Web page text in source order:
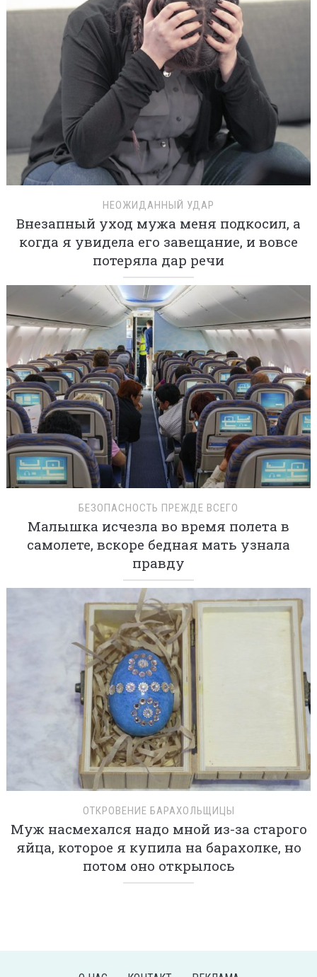
НЕОЖИДАННЫЙ УДАР
Внезапный уход мужа меня подкосил, а
когда я увидела его завещание, и вовсе
потеряла дар речи
БЕЗОПАСНОСТЬ ПРЕЖДЕ ВСЕГО
Малышка исчезла во время полета в
самолете, вскоре бедная мать узнала
правду
ОТКРОВЕНИЕ БАРАХОЛЬЩИЦЫ
Муж насмехался надо мной из-за старого
яйца, которое я купила на барахолке, но
потом оно открылось